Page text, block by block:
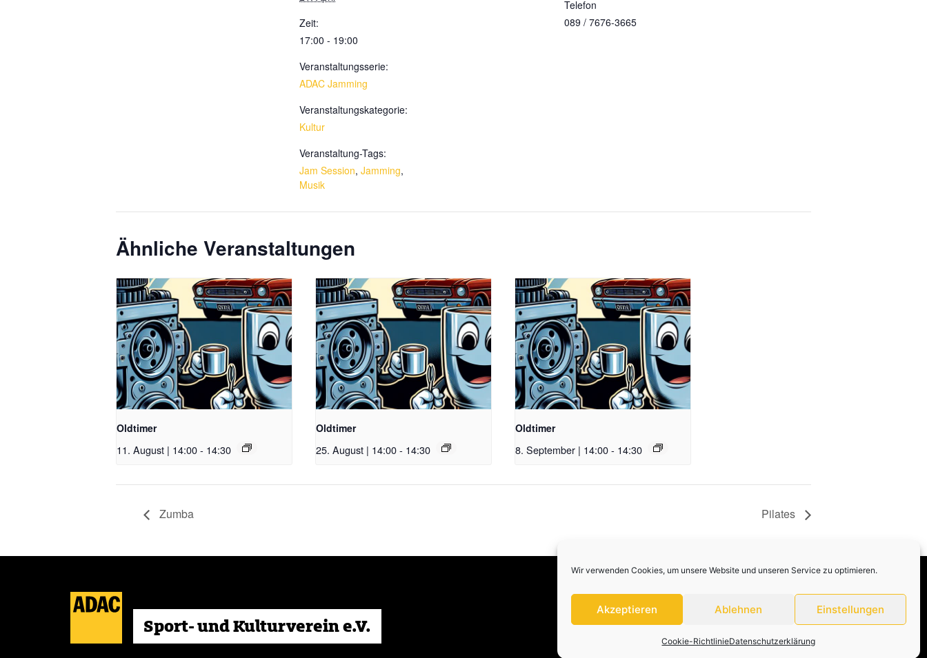
Wir verwenden Cookies, um unsere Website und unseren Service zu optimieren.
Akzeptieren Ablehnen Einstellungen
Cookie-RichtlinieDatenschutzerklärung
Zeit:
17:00 - 19:00
Veranstaltungsserie:
ADAC Jamming
Veranstaltungskategorie:
Kultur
Veranstaltung-Tags:
Jam Session, Jamming,
Musik
Telefon
089 / 7676-3665
Ähnliche Veranstaltungen
Oldtimer
11. August | 14:00- 14:30
Oldtimer
25. August | 14:00- 14:30
Oldtimer
8. September | 14:00 - 14:30
Zumba Pilates
Datenschutzerklärung Impressum